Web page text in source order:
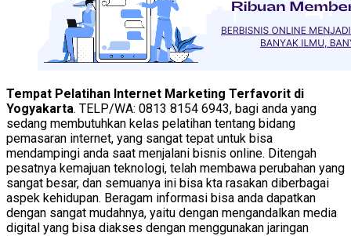
Tempat Pelatihan Internet Marketing Terfavorit di
Yogyakarta. TELP/WA: 0813 8154 6943, bagi anda yang
sedang membutuhkan kelas pelatihan tentang bidang
pemasaran internet, yang sangat tepat untuk bisa
mendampingi anda saat menjalani bisnis online. Ditengah
pesatnya kemajuan teknologi, telah membawa perubahan yang
sangat besar, dan semuanya ini bisa kta rasakan diberbagai
aspek kehidupan. Beragam informasi bisa anda dapatkan
dengan sangat mudahnya, yaitu dengan mengandalkan media
digital yang bisa diakses dengan menggunakan jaringan